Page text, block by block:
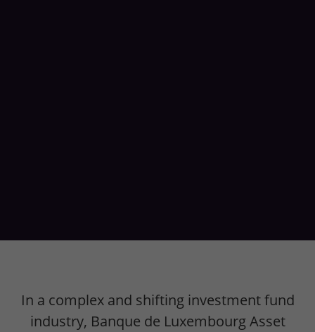
In a complex and shifting investment fund
industry, Banque de Luxembourg Asset